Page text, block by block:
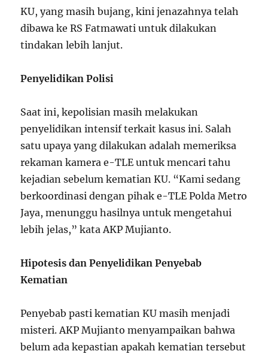
KU, yang masih bujang, kini jenazahnya telah
dibawa ke RS Fatmawati untuk dilakukan
tindakan lebih lanjut.
Penyelidikan Polisi
Saat ini, kepolisian masih melakukan
penyelidikan intensif terkait kasus ini. Salah
satu upaya yang dilakukan adalah memeriksa
rekaman kamera e-TLE untuk mencari tahu
kejadian sebelum kematian KU. “Kami sedang
berkoordinasi dengan pihak e-TLE Polda Metro
Jaya, menunggu hasilnya untuk mengetahui
lebih jelas,” kata AKP Mujianto.
Hipotesis dan Penyelidikan Penyebab
Kematian
Penyebab pasti kematian KU masih menjadi
misteri. AKP Mujianto menyampaikan bahwa
belum ada kepastian apakah kematian tersebut